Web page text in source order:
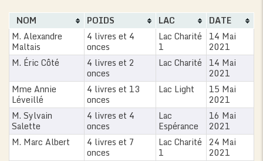
NOM POIDS LAC
DATE
M. Alexandre
Maltais
4 livres et 4
onces
Lac Charité
1
14 Mai
2021
M. Éric Côté
4 livres et 2
onces
Lac Charité 14 Mai
2021
Mme Annie
Léveillé
4 livres et 13
onces
Lac Light 15 Mai
2021
M. Sylvain
Salette
4 livres et 4
onces
Lac
Espérance
16 Mai
2021
M. Marc Albert
4 livres et 7
onces
Lac Charité
1
24 Mai
2021